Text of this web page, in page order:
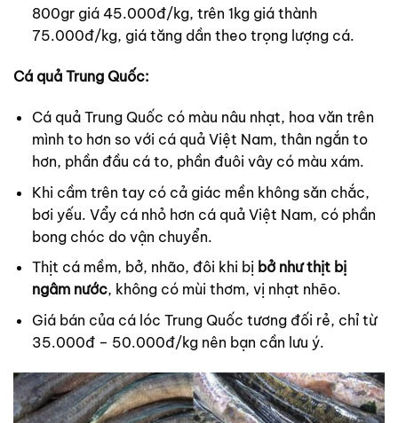
800gr giá 45.000đ/kg, trên 1kg giá thành
75.000đ/kg, giá tăng dần theo trọng lượng cá.
Cá quả Trung Quốc:
Cá quả Trung Quốc có màu nâu nhạt, hoa văn trên
mình to hơn so với cá quả Việt Nam, thân ngắn to
hơn, phần đầu cá to, phần đuôi vây có màu xám.
Khi cầm trên tay có cả giác mền không săn chắc,
bơi yếu. Vẩy cá nhỏ hơn cá quả Việt Nam, có phần
bong chóc do vận chuyển.
Thịt cá mềm, bở, nhão, đôi khi bị bở như thịt bị
ngâm nước, không có mùi thơm, vị nhạt nhẽo.
Giá bán của cá lóc Trung Quốc tương đối rẻ, chỉ từ
35.000đ – 50.000đ/kg nên bạn cần lưu ý.